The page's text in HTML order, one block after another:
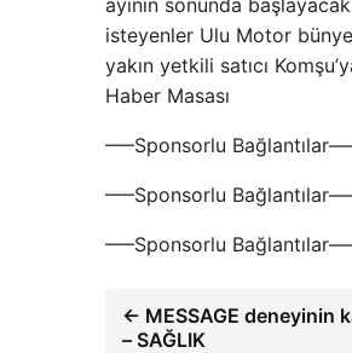
isteyenler Ulu Motor
yakın yetkili satıcı
Haber Masası
—–Sponsorlu
—–Sponsorlu
—–Sponsorlu
← MESSAGE deneyinin
– SAĞLIK